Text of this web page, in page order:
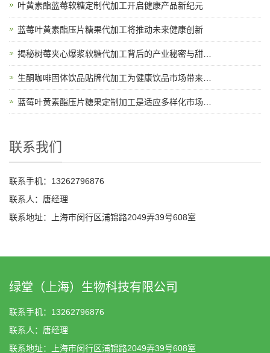
叶黄素酯蓝莓软糖定制代加工开启健康产品新纪元
蓝莓叶黄素酯压片糖果代加工将推动未来健康创新
联系我们
联系手机：13262796876
联系人：唐经理
联系地址：上海市闵行区浦锦路2049弄39号608室
绿堂（上海）生物科技有限公司
联系手机：13262796876
联系人：唐经理
联系地址：上海市闵行区浦锦路2049弄39号608室